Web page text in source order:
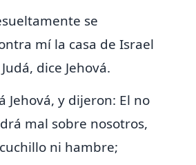
se
mí la casa de Israel
dice Jehová.
Jehová, y dijeron: El no
mal sobre nosotros,
ni hambre;